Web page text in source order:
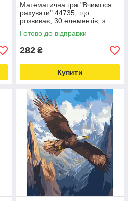
Математична гра "Вчимося
рахувати" 44735, що
розвиває, 30 елементів, з
кубиком Love&Life -online-
multimarket-
Готово до відправки
282 ₴
Купити